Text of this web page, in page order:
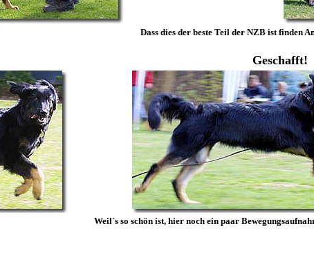
Dass dies der beste Teil der NZB ist finden
Geschafft!
Weil´s so schön ist, hier noch ein paar